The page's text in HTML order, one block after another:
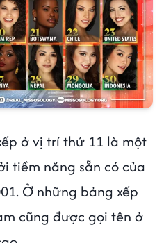
ở vị trí thứ 11 là một
tiềm năng sẵn có của
Ở những bảng xếp
cũng được gọi tên ở